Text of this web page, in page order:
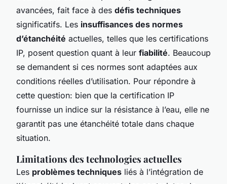
avancées, fait face à des défis techniques
significatifs. Les insuffisances des normes
d’étanchéité actuelles, telles que les certifications
IP, posent question quant à leur fiabilité. Beaucoup
se demandent si ces normes sont adaptées aux
conditions réelles d’utilisation. Pour répondre à
cette question: bien que la certification IP
fournisse un indice sur la résistance à l’eau, elle ne
garantit pas une étanchéité totale dans chaque
situation.
Limitations des technologies actuelles
Les problèmes techniques liés à l’intégration de